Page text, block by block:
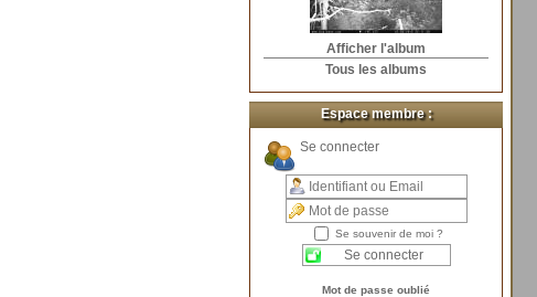
Afficher l'album
Tous les albums
Espace membre :
Se connecter
Se souvenir de moi ?
Mot de passe oublié